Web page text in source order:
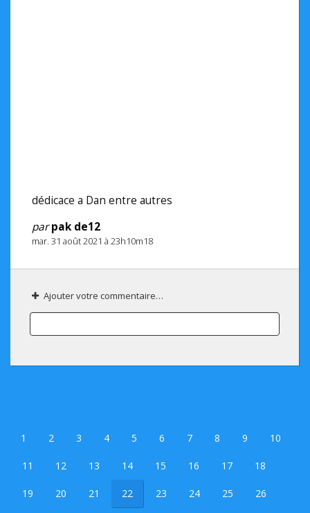
dédicace a Dan entre autres
parpak de12
mar. 31 août 2021 à 23h10m18
Ajouter votre commentaire…
1 2 3 4 5 6 7 8 9 10
11 12 13 14 15 16 17 18
19 20 21 22 23 24 25 26